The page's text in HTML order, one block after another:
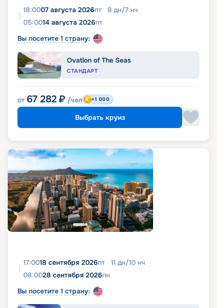
18:0007 августа 2026пт 8 дн/7 нч
05:0014 августа 2026пт
Вы посетите 1 страну:
Ovation of The Seas
СТАНДАРТ
от 67 282 ₽ /чел +1 000
Выбрать круиз
17:0018 сентября 2026пт 11 дн/10 нч
08:0028 сентября 2026пн
Вы посетите 1 страну: